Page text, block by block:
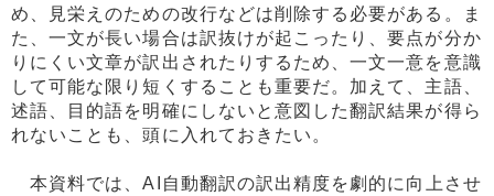
め、見栄えのための改行などは削除する必要がある。ま
た、一文が長い場合は訳抜けが起こったり、要点が分か
りにくい文章が訳出されたりするため、一文一意を意識
して可能な限り短くすることも重要だ。加えて、主語、
述語、目的語を明確にしないと意図した翻訳結果が得ら
れないことも、頭に入れておきたい。
本資料では、AI自動翻訳の訳出精度を劇的に向上させ